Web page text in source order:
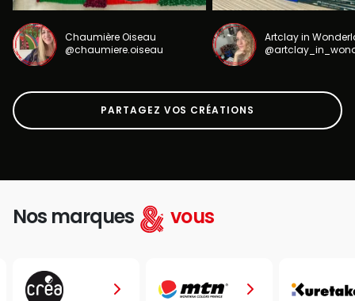
Chaumière Oiseau
@chaumiere.oiseau
Artclay in
PARTAGEZ VOS CRÉATIONS
Nos marques vous